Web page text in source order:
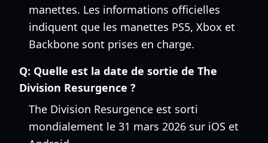
manettes. Les informations officielles
indiquent que les manettes PS5, Xbox et
Backbone sont prises en charge.
Q: Quelle est la date de sortie de The
Division Resurgence ?
The Division Resurgence est sorti
mondialement le 31 mars 2026 sur iOS et